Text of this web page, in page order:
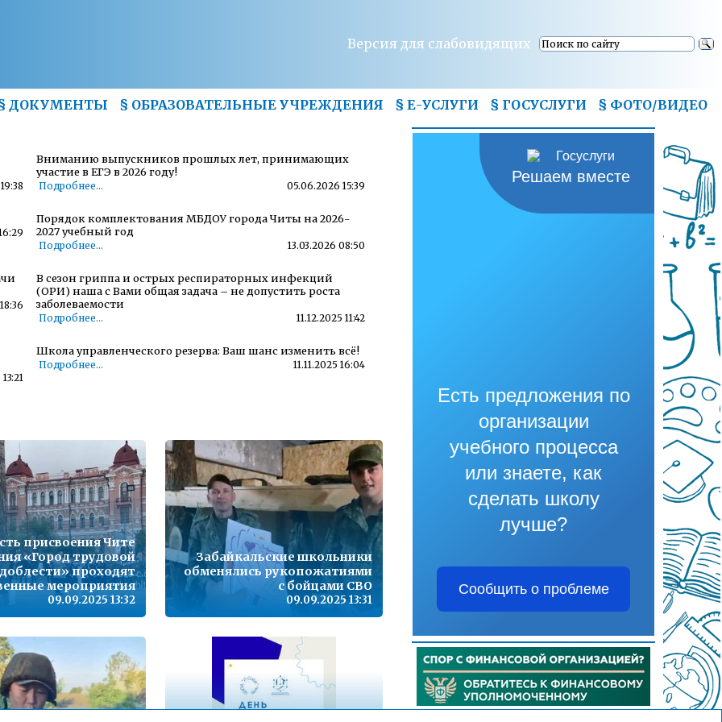
Версия для слабовидящих
ДОКУМЕНТЫ § ОБРАЗОВАТЕЛЬНЫЕ УЧРЕЖДЕНИЯ § Е-УСЛУГИ § ГОСУСЛУГИ § ФОТО/ВИДЕО
Вниманию выпускников прошлых лет, принимающих
участие в ЕГЭ в 2026 году!
Подробнее... 05.06.2026 15:39
Порядок комплектования МБДОУ города Читы на 2026-
2027 учебный год
Подробнее... 13.03.2026 08:50
В сезон гриппа и острых респираторных инфекций
(ОРИ) наша с Вами общая задача – не допустить роста
заболеваемости
Подробнее... 11.12.2025 11:42
Школа управленческого резерва: Ваш шанс изменить всё!
Подробнее... 11.11.2025 16:04
Телефон горячей линии по вопросам организации и
проведения государственной итоговой аттестации по
образовательным программам основного общего
образования и среднего общего образования - 35-30-21
Подробнее... 15.10.2021 13:17
Горячая линия по вопросам школьного образования – 35-
30-21
Подробнее... 24.09.2020 13:09
присвоения Чите
«Город трудовой
доблести» проходят
мероприятия
09.09.2025 13:32
Забайкальские школьники
обменялись рукопожатиями
с бойцами СВО
09.09.2025 13:31
Решаем вместе
Есть предложения по
организации
учебного процесса
или знаете, как
сделать школу
лучше?
Сообщить о проблеме